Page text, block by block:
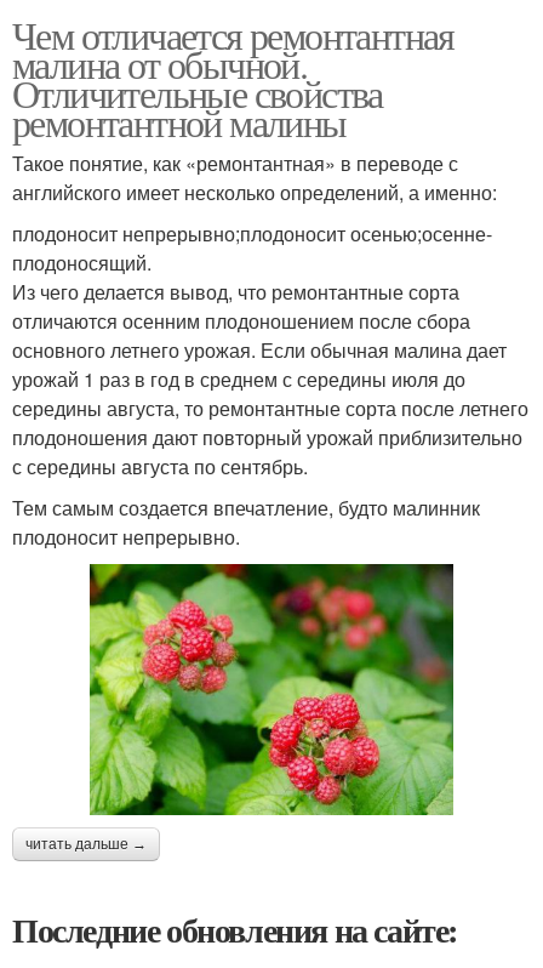
Чем отличается ремонтантная
малина от обычной.
Отличительные свойства
ремонтантной малины
Такое понятие, как «ремонтантная» в переводе с
английского имеет несколько определений, а именно:
плодоносит непрерывно;плодоносит осенью;осенне-
плодоносящий.
Из чего делается вывод, что ремонтантные сорта
отличаются осенним плодоношением после сбора
основного летнего урожая. Если обычная малина дает
урожай 1 раз в год в среднем с середины июля до
середины августа, то ремонтантные сорта после летнего
плодоношения дают повторный урожай приблизительно
с середины августа по сентябрь.
Тем самым создается впечатление, будто малинник
плодоносит непрерывно.
читать дальше →
Последние обновления на сайте: